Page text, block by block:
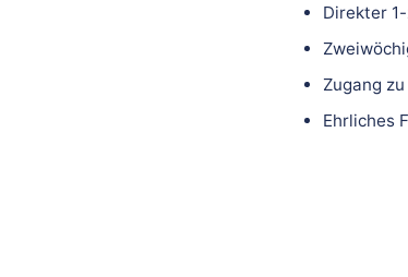
Direkter
Zugang
Ehrliches